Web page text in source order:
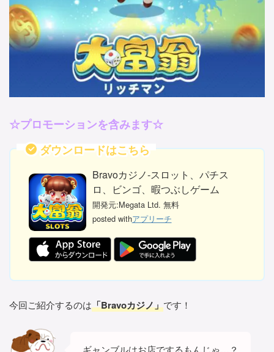
☆プロモーションを含みます☆
ダウンロードはこちら
Bravoカジノ-スロット、パチス
ロ、ビンゴ、暇つぶしゲーム
開発元:Megata Ltd. 無料
posted withアプリーチ
今回ご紹介するのは「Bravoカジノ」です！
ギャンブルはお店でするもんじゃ…？